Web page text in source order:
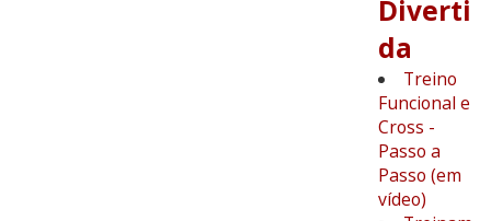
Diverti
da
Treino
Funcional e
Cross -
Passo a
Passo (em
vídeo)